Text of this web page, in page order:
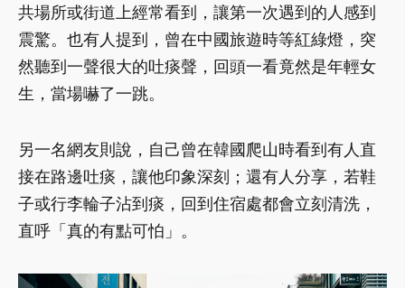
共場所或街道上經常看到，讓第一次遇到的人感到
震驚。也有人提到，曾在中國旅遊時等紅綠燈，突
然聽到一聲很大的吐痰聲，回頭一看竟然是年輕女
生，當場嚇了一跳。
另一名網友則說，自己曾在韓國爬山時看到有人直
接在路邊吐痰，讓他印象深刻；還有人分享，若鞋
子或行李輪子沾到痰，回到住宿處都會立刻清洗，
直呼「真的有點可怕」。